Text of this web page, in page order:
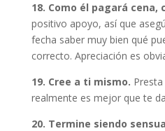
18. Como él pagará cena,
positivo apoyo, así que
fecha saber muy bien qué
correcto. Apreciación es
19. Cree a ti mismo.
realmente es mejor que te
20. Termine siendo